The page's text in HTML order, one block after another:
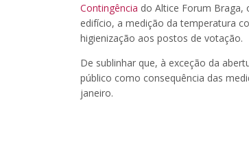
Contingência do Altice Forum
edifício, a medição da temperatura
higienização aos postos de votação.
De sublinhar que, à exceção da
público como consequência das
janeiro.